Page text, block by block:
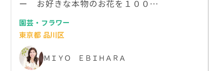
ー お好きな本物のお花を１００…
園芸・フラワー
東京都 品川区
ＭＩＹＯ ＥＢＩＨＡＲＡ